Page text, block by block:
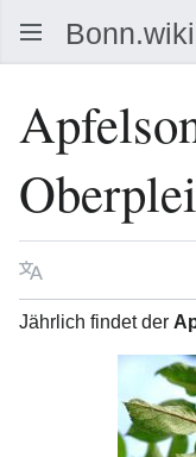
Sprache
Jährlich findet der